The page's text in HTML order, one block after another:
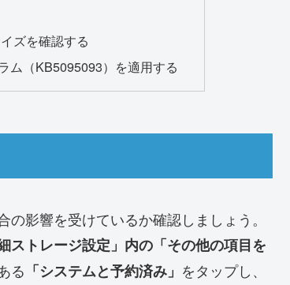
ズを確認する
（KB5095093）を適用する
影響を受けているか確認しましょう。
ストレージ設定」内の「その他の項目を
る 「システムと予約済み」 をタップし、